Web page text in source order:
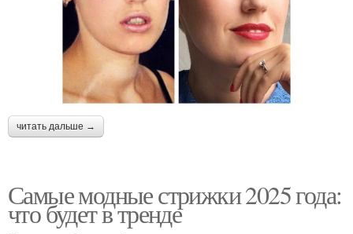
читать дальше →
Самые модные стрижки 2025 года:
что будет в тренде